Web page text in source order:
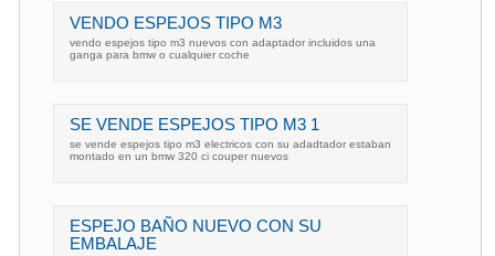
VENDO ESPEJOS TIPO M3
vendo espejos tipo m3 nuevos con adaptador incluidos una
ganga para bmw o cualquier coche
SE VENDE ESPEJOS TIPO M3 1
se vende espejos tipo m3 electricos con su adadtador estaban
montado en un bmw 320 ci couper nuevos
ESPEJO BAÑO NUEVO CON SU
EMBALAJE